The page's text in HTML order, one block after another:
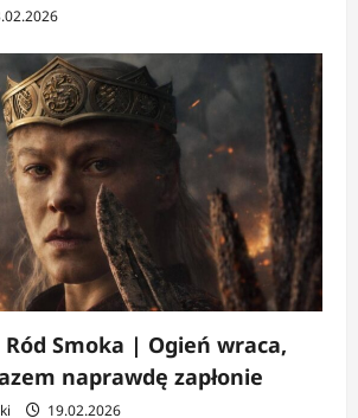
Ród Smoka | Ogień wraca,
naprawdę zapłonie
19.02.2026